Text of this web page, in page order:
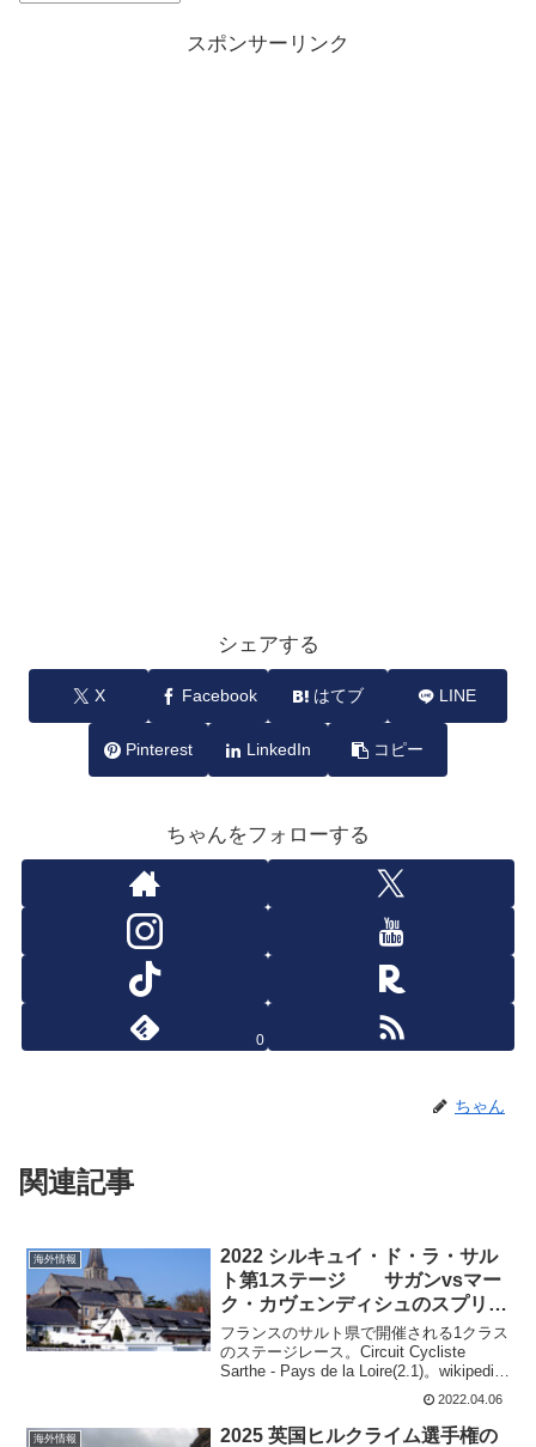
スポンサーリンク
シェアする
X Facebook はてブ LINE
Pinterest LinkedIn コピー
ちゃんをフォローする
0
ちゃん
関連記事
海外情報
2022 シルキュイ・ド・ラ・サル
ト第1ステージ サガンvsマー
ク・カヴェンディシュのスプリン
トとなったのか?
フランスのサルト県で開催される1クラス
のステージレース。Circuit Cycliste
Sarthe - Pays de la Loire(2.1)。wikipedia
では、シルキュイ・ド・ラ・サルトと呼
ばれている。海外サイトでは、シルキ...
2022.04.06
海外情報
2025 英国ヒルクライム選手権の